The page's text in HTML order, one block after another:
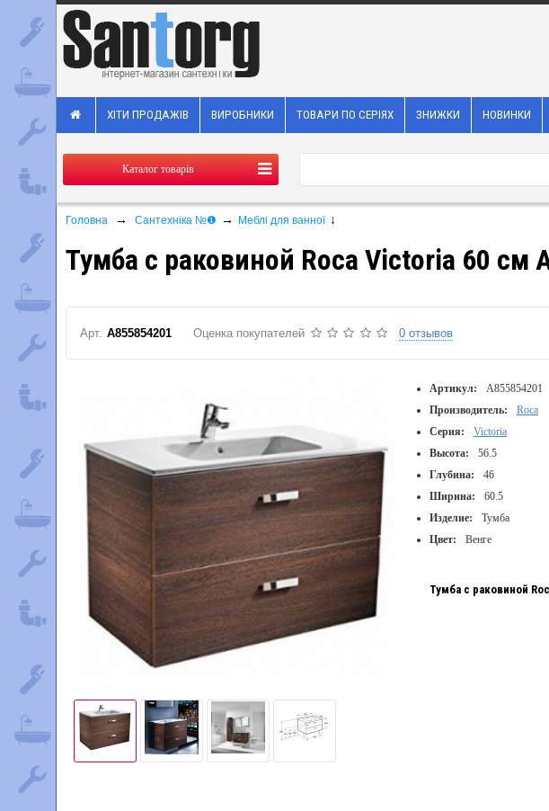
ХІТИ ПРОДАЖІВ ВИРОБНИКИ ТОВАРИ ПО СЕРІЯХ ЗНИЖКИ НОВИНКИ
Каталог товарів
Головна → Сантехніка №❶ → Меблі для ванної ↓
Тумба с раковиной Roca Victoria 60 см
Арт. A855854201 Оценка покупателей 0 отзывов
Артикул:
A855854201
Производитель:
Roca
Серия:
Victoria
Высота:
56.5
Глубина:
46
Ширина:
60.5
Изделие:
Тумба
Цвет:
Венге
Тумба с раковиной